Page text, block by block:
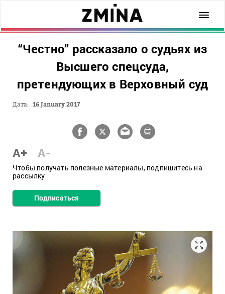
“Честно” рассказало о судьях из
Высшего спецсуда,
претендующих в Верховный суд
Дата: 16 January 2017
A+ A-
Чтобы получать полезные материалы, подпишитесь на
рассылку
Подписаться